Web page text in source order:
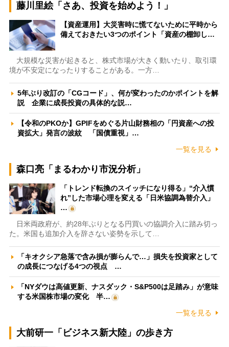
藤川里絵「さあ、投資を始めよう！」
【資産運用】大災害時に慌てないために平時から
備えておきたい3つのポイント「資産の棚卸し…
大規模な災害が起きると、株式市場が大きく動いたり、取引環
境が不安定になったりすることがある。一方…
5年ぶり改訂の「CGコード」、何が変わったのかポイントを解
説 企業に成長投資の具体的な説…
【令和のPKOか】GPIFをめぐる片山財務相の「円資産への投
資拡大」発言の波紋 「国債重視」…
一覧を見る
森口亮「まるわかり市況分析」
「トレンド転換のスイッチになり得る」“介入慣
れ”した市場心理を変える「日米協調為替介入」
…
日米両政府が、約28年ぶりとなる円買いの協調介入に踏み切っ
た。米国も追加介入を辞さない姿勢を示して…
「キオクシア急落で含み損が膨らんで…」損失を投資家として
の成長につなげる4つの視点 …
「NYダウは高値更新、ナスダック・S&P500は足踏み」が意味
する米国株市場の変化 半…
一覧を見る
大前研一「ビジネス新大陸」の歩き方